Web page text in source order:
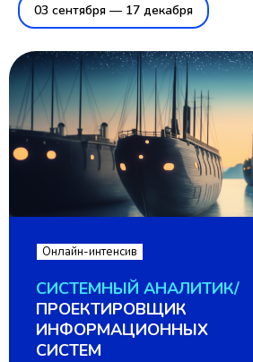
+7 499
03 сентября — 17 декабря
СИСТЕМНЫЙ АНАЛИТИК/
ПРОЕКТИРОВЩИК
ИНФОРМАЦИОННЫХ
СИСТЕМ
Онлайн-интенсив